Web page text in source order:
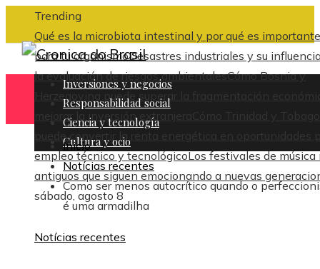
Trending
Qué es la microbiota intestinal y por qué es importante
para tu organismoDesastres industriales y su
la evaluación de riesgos ambientalesCómo Bosnia y
Herzegovina puede superar la fragmentación
mejorar la inversión extranjera
Cómo Trinidad y Tobago
puede convertir la renta energética en oportunidades
empleo técnico y tecnológicoLos festivales de música
antiguos que siguen emocionando a nuevas
sábado, agosto 8
Inversiones y negocios
Responsabilidad social
Ciencia y tecnología
Cultura y ocio
Inicio
Notícias recentes
Como ser menos autocrítico quando o
é uma armadilha
Notícias recentes